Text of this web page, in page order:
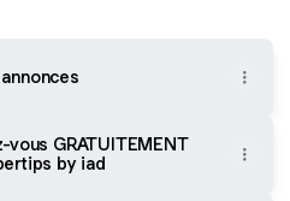
vous GRATUITEMENT
by iad